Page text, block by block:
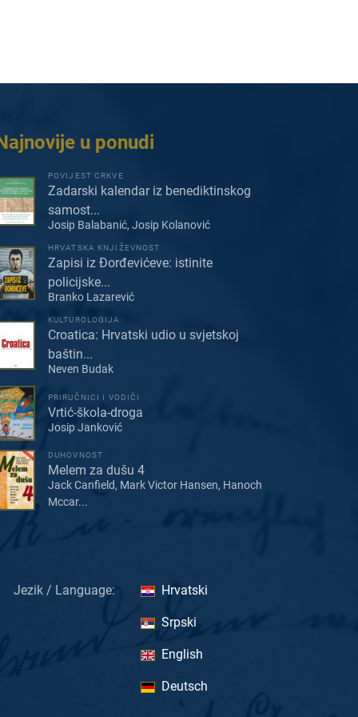
u ponudi
POVIJEST CRKVE
Zadarski kalendar iz benediktinskog
samost...
Josip Balabanić, Josip Kolanović
HRVATSKA KNJIŽEVNOST
Zapisi iz Đorđevićeve: istinite
policijske...
Branko Lazarević
KULTUROLOGIJA
Croatica: Hrvatski udio u svjetskoj
baštin...
Neven Budak
PRIRUČNICI I VODIČI
Vrtić-škola-droga
Josip Janković
DUHOVNOST
Melem za dušu 4
Jack Canfield, Mark Victor Hansen, Hanoch
Mccar...
Jezik / Language: Hrvatski
Srpski
English
Deutsch